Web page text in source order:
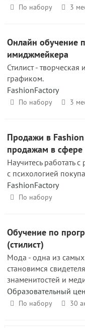
По набору 3
Онлайн обучение
имиджмейкера
Стилист -
графиком.
FashionFactory
По набору 3
Продажи в
продажам в
Научитесь работать
с психологией
FashionFactory
По набору
Обучение по
(стилист)
Мода - одна из
становимся
знаменитостей и
Образовательный
По набору 30